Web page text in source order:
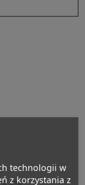
technologii w
z korzystania z